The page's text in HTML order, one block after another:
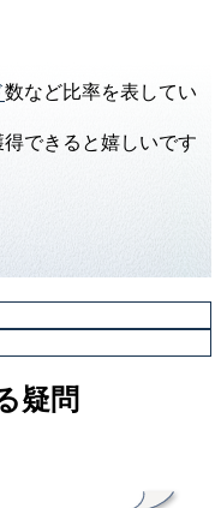
数など比率を表してい
得できると嬉しいです
疑問